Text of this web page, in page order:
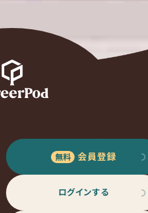
会員登録
ログインする